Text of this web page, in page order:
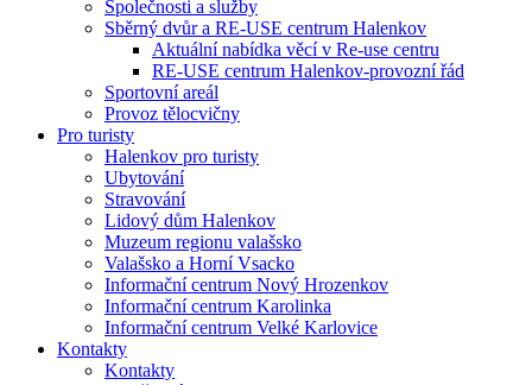
Společnosti a služby
Sběrný dvůr a RE-USE centrum Halenkov
Aktuální nabídka věcí v Re-use centru
RE-USE centrum Halenkov-provozní řád
Sportovní areál
Provoz tělocvičny
Pro turisty
Halenkov pro turisty
Ubytování
Stravování
Lidový dům Halenkov
Muzeum regionu valašsko
Valašsko a Horní Vsacko
Informační centrum Nový Hrozenkov
Informační centrum Karolinka
Informační centrum Velké Karlovice
Kontakty
Kontakty